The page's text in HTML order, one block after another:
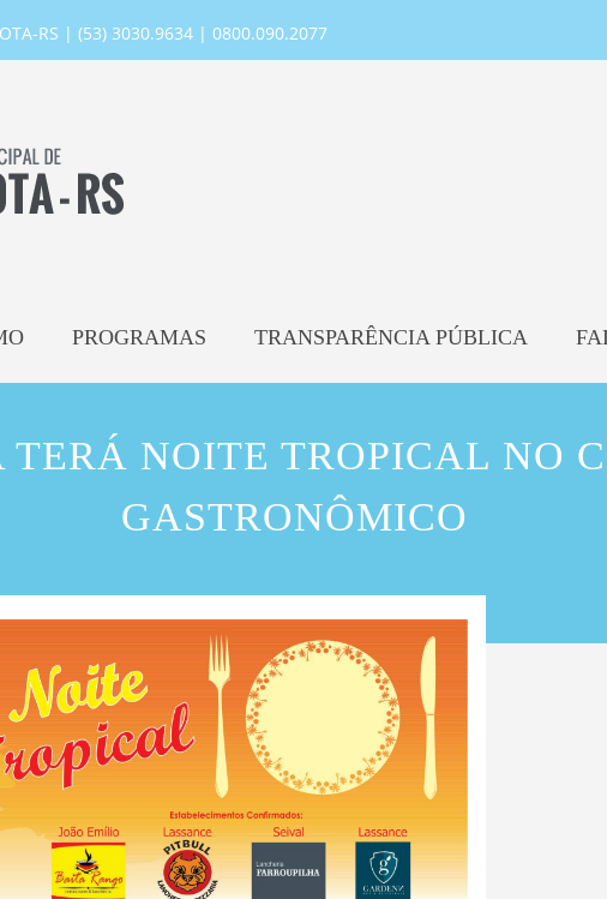
RS | (53) 3030.9634 | 0800.090.2077
PROGRAMAS TRANSPARÊNCIA PÚBLICA
TERÁ NOITE TROPICAL NO
GASTRONÔMICO